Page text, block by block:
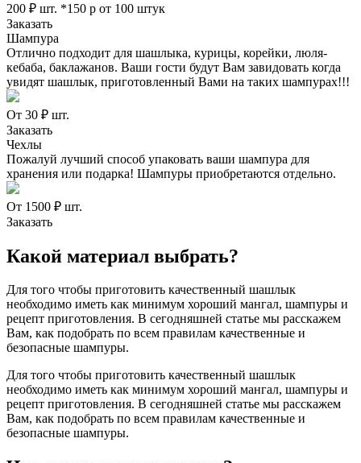
200 ₽ шт. *150 р от 100 штук
Заказать
Шампура
Отлично подходит для шашлыка, курицы, корейки, люля-
кебаба, баклажанов. Ваши гости будут Вам завидовать когда
увидят шашлык, приготовленный Вами на таких шампурах!!!
От 30 ₽ шт.
Заказать
Чехлы
Пожалуй лучший способ упаковать ваши шампура для
хранения или подарка! Шампуры приобретаются отдельно.
От 1500 ₽ шт.
Заказать
Какой материал выбрать?
Для того чтобы приготовить качественный шашлык
необходимо иметь как минимум хороший мангал, шампуры и
рецепт приготовления. В сегодняшней статье мы расскажем
Вам, как подобрать по всем правилам качественные и
безопасные шампуры.
Для того чтобы приготовить качественный шашлык
необходимо иметь как минимум хороший мангал, шампуры и
рецепт приготовления. В сегодняшней статье мы расскажем
Вам, как подобрать по всем правилам качественные и
безопасные шампуры.